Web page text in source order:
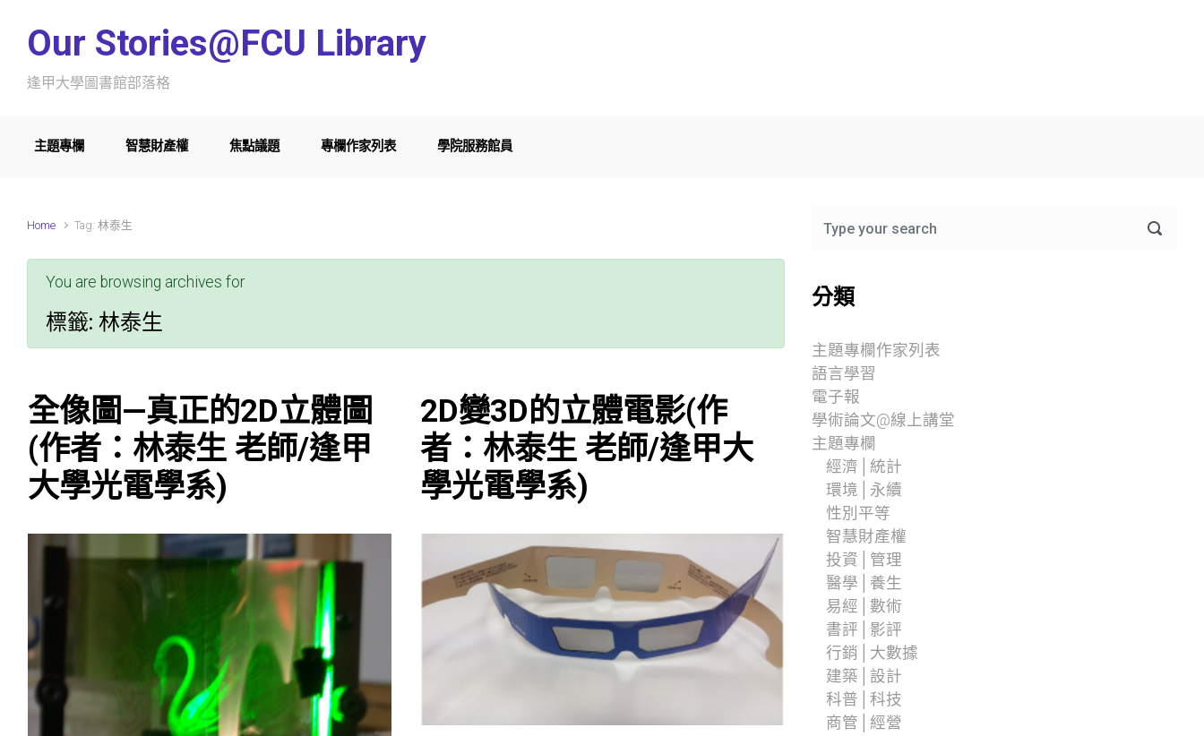
Our Stories@FCU Library
逢甲大學圖書館部落格
主題專欄 智慧財產權 焦點議題 專欄作家列表 學院服務館員
Home Tag: 林泰生
You are browsing archives for
標籤: 林泰生
全像圖—真正的2D立體圖
(作者：林泰生 老師/逢甲
大學光電學系)
2D變3D的立體電影(作
者：林泰生 老師/逢甲大
學光電學系)
分類
主題專欄作家列表
語言學習
電子報
學術論文@線上講堂
主題專欄
經濟│統計
環境│永續
性別平等
智慧財產權
投資│管理
醫學│養生
易經│數術
書評│影評
行銷│大數據
建築│設計
科普│科技
商管│經營